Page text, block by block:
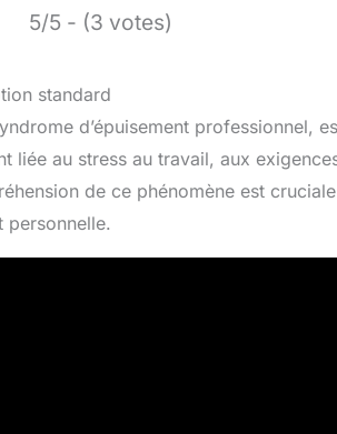
5/5 - (3 votes)
d’épuisement professionnel,
liée au stress au travail, aux
de ce phénomène est
personnelle.